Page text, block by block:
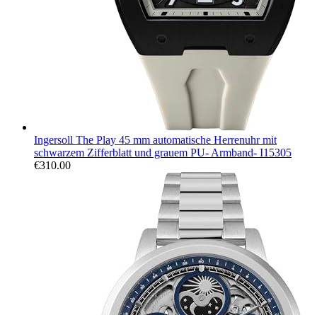
Ingersoll The Play 45 mm automatische Herrenuhr mit
schwarzem Zifferblatt und grauem PU- Armband- I15305
€310.00